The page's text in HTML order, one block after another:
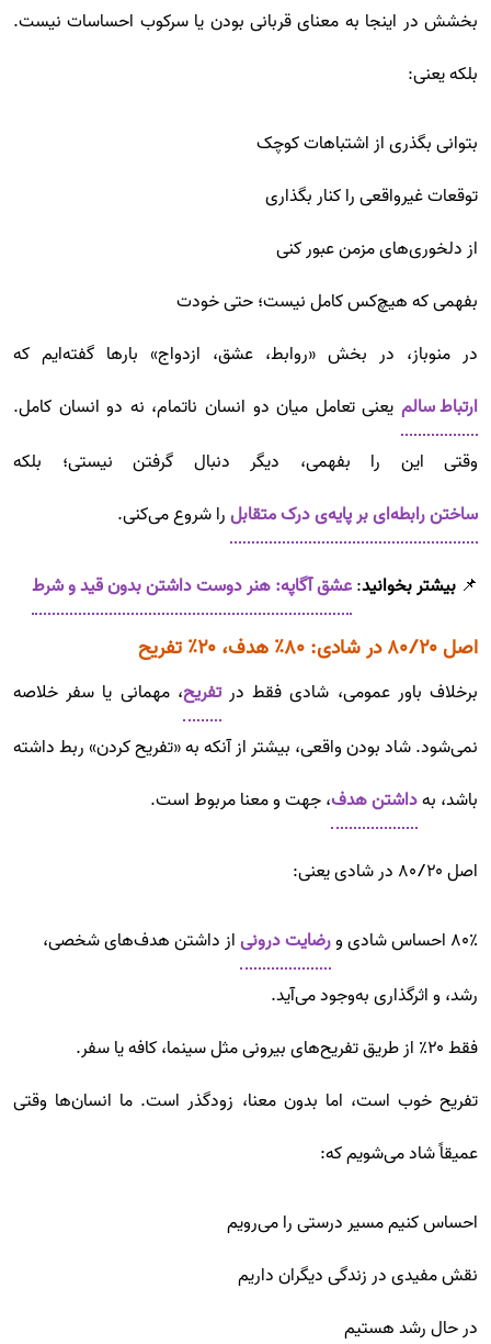
بخشش در اینجا به معنای قربانی بودن یا سرکوب احساسات نیست.
بلکه یعنی:
بتوانی بگذری از اشتباهات کوچک
توقعات غیرواقعی را کنار بگذاری
از دلخوری‌های مزمن عبور کنی
بفهمی که هیچ‌کس کامل نیست؛ حتی خودت
در منوباز، در بخش «روابط، عشق، ازدواج» بارها گفته‌ایم که
ارتباط سالم یعنی تعامل میان دو انسان ناتمام، نه دو انسان کامل.
وقتی این را بفهمی، دیگر دنبال گرفتن نیستی؛ بلکه
ساختن رابطه‌ای بر پایه‌ی درک متقابلرا شروع می‌کنی.
📌 بیشتر بخوانید:عشق آگاپه: هنر دوست داشتن بدون قید و شرط
اصل ۸۰/۲۰ در شادی: ۸۰٪ هدف، ۲۰٪ تفریح
برخلاف باور عمومی، شادی فقط درتفریح، مهمانی یا سفر خلاصه
نمی‌شود. شاد بودن واقعی، بیشتر از آنکه به «تفریح کردن» ربط داشته
باشد، بهداشتن هدف، جهت و معنا مربوط است.
اصل ۸۰/۲۰ در شادی یعنی:
۸۰٪ احساس شادی و رضایت درونیاز داشتن هدف‌های شخصی،
رشد، و اثرگذاری به‌وجود می‌آید.
فقط ۲۰٪ از طریق تفریح‌های بیرونی مثل سینما، کافه یا سفر.
تفریح خوب است، اما بدون معنا، زودگذر است. ما انسان‌ها وقتی
عمیقاً شاد می‌شویم که:
احساس کنیم مسیر درستی را می‌رویم
نقش مفیدی در زندگی دیگران داریم
در حال رشد هستیم